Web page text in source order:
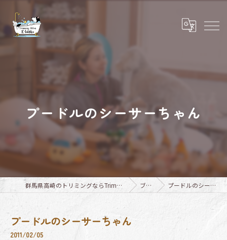
プードルのシーサーちゃん
群馬県高崎のトリミングならTrimming Salon E-basho ブログ プードルのシーサーちゃん
プードルのシーサーちゃん
2011/02/05